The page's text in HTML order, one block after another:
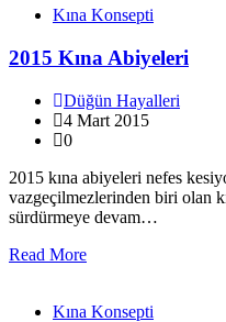
Kına Konsepti
2015 Kına Abiyeleri
Düğün Hayalleri
4 Mart 2015
0
2015 kına abiyeleri nefes
vazgeçilmezlerinden biri olan
sürdürmeye devam…
Read More
Kına Konsepti